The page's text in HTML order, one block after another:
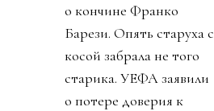
о кончине Франко
Барези. Опять старуха с
косой забрала не того
старика. УЕФА заявили
о потере доверия к